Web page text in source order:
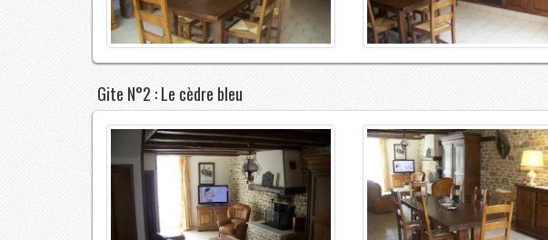
Gite N°2 : Le cèdre bleu